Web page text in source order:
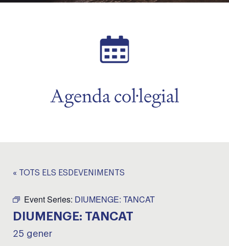
Agenda col·legial
« TOTS ELS ESDEVENIMENTS
Event Series: DIUMENGE: TANCAT
DIUMENGE: TANCAT
25 gener